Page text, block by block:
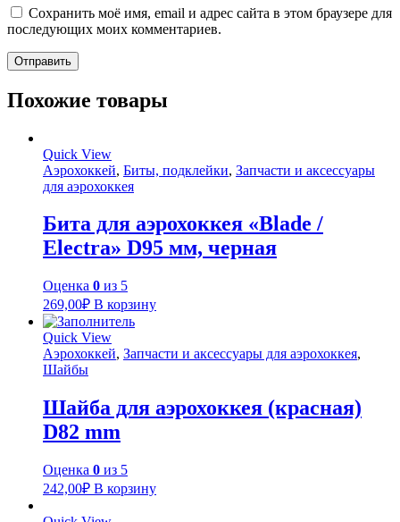
Сохранить моё имя, email и адрес сайта в этом браузере для
последующих моих комментариев.
Похожие товары
Quick View
Аэрохоккей, Биты, подклейки, Запчасти и аксессуары
для аэрохоккея
Бита для аэрохоккея «Blade /
Electra» D95 мм, черная
Оценка 0 из 5
269,00₽ В корзину
Quick View
Аэрохоккей, Запчасти и аксессуары для аэрохоккея,
Шайбы
Шайба для аэрохоккея (красная)
D82 mm
Оценка 0 из 5
242,00₽ В корзину